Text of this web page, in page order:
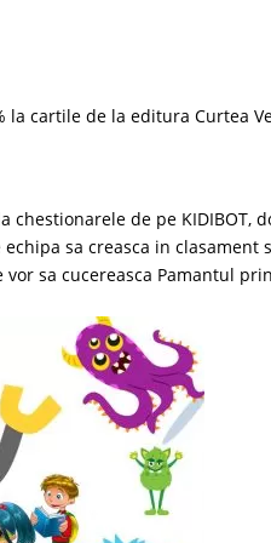
la cartile de la editura Curtea
chestionarele de pe KIDIBOT,
sa creasca in clasament
sa cucereasca Pamantul